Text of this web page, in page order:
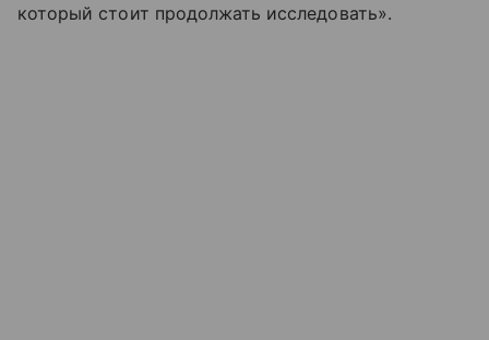
который стоит продолжать исследовать».